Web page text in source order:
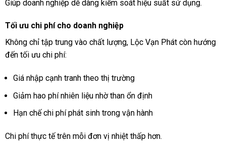
Giúp doanh nghiệp dễ dàng kiểm soát hiệu suất sử dụng.
Tối ưu chi phí cho doanh nghiệp
Không chỉ tập trung vào chất lượng, Lộc Vạn Phát còn hướng
đến tối ưu chi phí:
Giá nhập cạnh tranh theo thị trường
Giảm hao phí nhiên liệu nhờ than ổn định
Hạn chế chi phí phát sinh trong vận hành
Chi phí thực tế trên mỗi đơn vị nhiệt thấp hơn.